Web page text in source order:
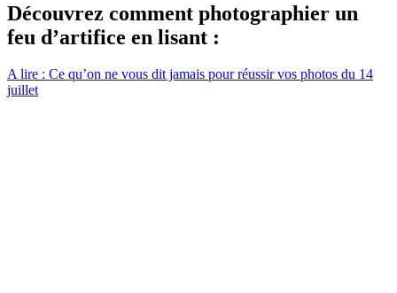
Découvrez comment photographier un
feu d’artifice en lisant :
A lire : Ce qu’on ne vous dit jamais pour réussir vos photos du 14
juillet